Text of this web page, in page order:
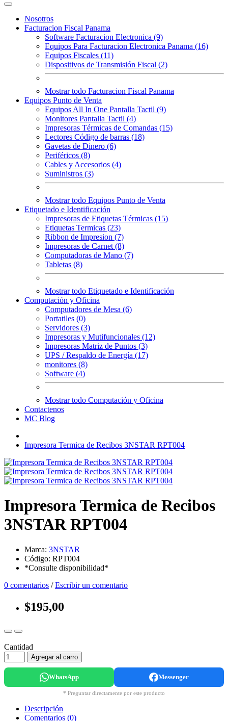
Nosotros
Facturacion Fiscal Panama
Software Facturacion Electronica (9)
Equipos Para Facturacion Electronica Panama (16)
Equipos Fiscales (11)
Dispositivos de Transmisión Fiscal (2)
Mostrar todo Facturacion Fiscal Panama
Equipos Punto de Venta
Equipos All In One Pantalla Tactil (9)
Monitores Pantalla Tactil (4)
Impresoras Térmicas de Comandas (15)
Lectores Código de barras (18)
Gavetas de Dinero (6)
Periféricos (8)
Cables y Accesorios (4)
Suministros (3)
Mostrar todo Equipos Punto de Venta
Etiquetado e Identificación
Impresoras de Etiquetas Térmicas (15)
Etiquetas Termicas (23)
Ribbon de Impresion (7)
Impresoras de Carnet (8)
Computadoras de Mano (7)
Tabletas (8)
Mostrar todo Etiquetado e Identificación
Computación y Oficina
Computadores de Mesa (6)
Portatiles (0)
Servidores (3)
Impresoras y Mutifuncionales (12)
Impresoras Matriz de Puntos (3)
UPS / Respaldo de Energía (17)
monitores (8)
Software (4)
Mostrar todo Computación y Oficina
Contactenos
MC Blog
Impresora Termica de Recibos 3NSTAR RPT004
Impresora Termica de Recibos
3NSTAR RPT004
Marca: 3NSTAR
Código: RPT004
*Consulte disponibilidad*
0 comentarios /Escribir un comentario
$195,00
Cantidad
Agregar al carro
WhatsApp Messenger
* Preguntar directamente por este producto
Descripción
Comentarios (0)